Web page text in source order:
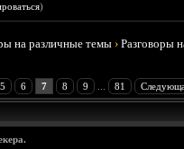
)
на различные темы ›Разговоры
5 6 7 8 9 81